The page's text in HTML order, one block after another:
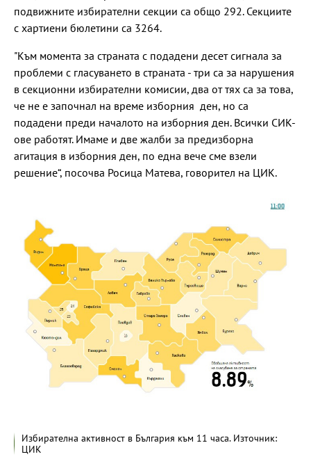
подвижните избирателни секции са общо 292. Секциите
с хартиени бюлетини са 3264.
"Към момента за страната с подадени десет сигнала за
проблеми с гласуването в страната - три са за нарушения
в секционни избирателни комисии, два от тях са за това,
че не е започнал на време изборния ден, но са
подадени преди началото на изборния ден. Всички СИК-
ове работят. Имаме и две жалби за предизборна
агитация в изборния ден, по една вече сме взели
решение“, посочва Росица Матева, говорител на ЦИК.
Избирателна активност в България към 11 часа. Източник:
ЦИК